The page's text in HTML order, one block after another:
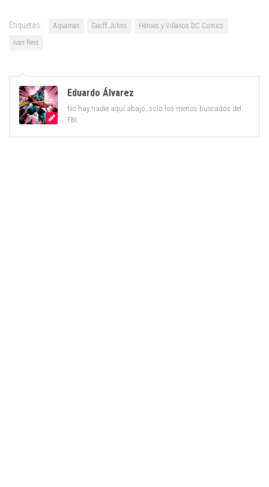
Etiquetas: Aquaman Geoff Johns
Héroes y Villanos DC Comics
Ivan Reis
Eduardo Álvarez
No hay nadie aquí abajo, solo los menos buscados del
FBI.